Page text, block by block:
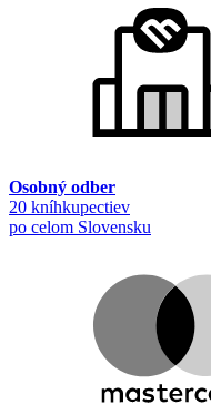
Osobný odber
20 kníhkupectiev
po celom Slovensku